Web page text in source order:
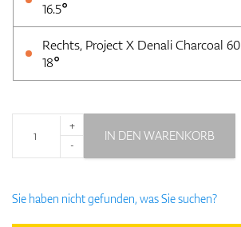
16.5°
Rechts, Project X Denali Charcoal
18°
+
-
IN DEN WARENKORB
Sie haben nicht gefunden, was Sie suchen?